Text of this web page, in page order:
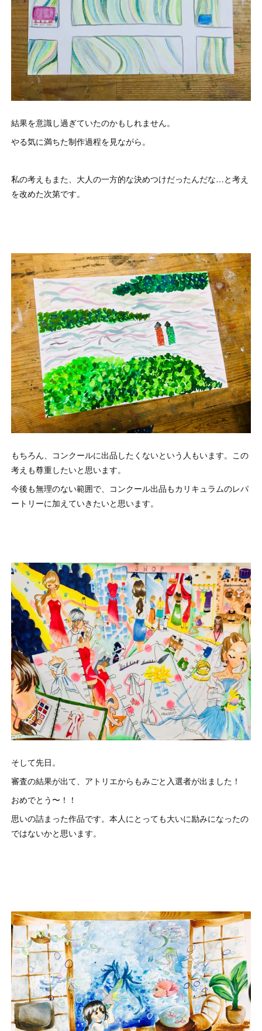
結果を意識し過ぎていたのかもしれません。
やる気に満ちた制作過程を見ながら。
私の考えもまた、大人の一方的な決めつけだったんだな…と考え
を改めた次第です。
もちろん、コンクールに出品したくないという人もいます。この
考えも尊重したいと思います。
今後も無理のない範囲で、コンクール出品もカリキュラムのレパ
ートリーに加えていきたいと思います。
そして先日。
審査の結果が出て、アトリエからもみごと入選者が出ました！
おめでとう〜！！
思いの詰まった作品です。本人にとっても大いに励みになったの
ではないかと思います。